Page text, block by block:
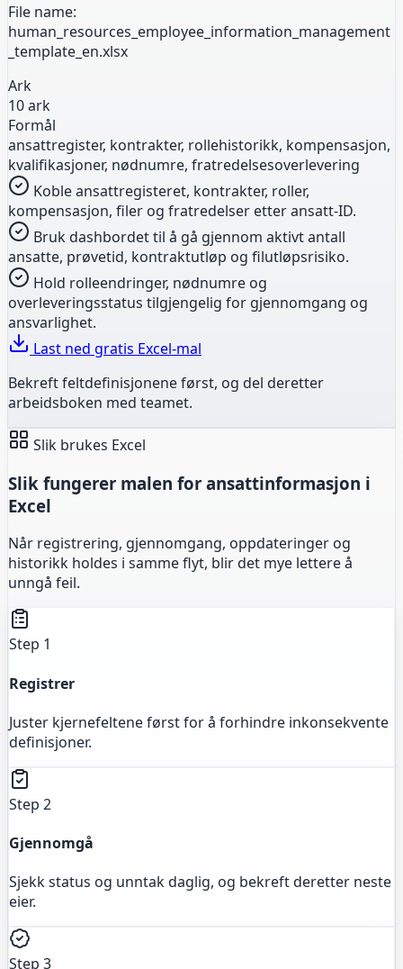
File name:
human_resources_employee_information_management
_template_en.xlsx
Ark
10 ark
Formål
ansattregister, kontrakter, rollehistorikk, kompensasjon,
kvalifikasjoner, nødnumre, fratredelsesoverlevering
Koble ansattregisteret, kontrakter, roller,
kompensasjon, filer og fratredelser etter ansatt-ID.
Bruk dashbordet til å gå gjennom aktivt antall
ansatte, prøvetid, kontraktutløp og filutløpsrisiko.
Hold rolleendringer, nødnumre og
overleveringsstatus tilgjengelig for gjennomgang og
ansvarlighet.
Last ned gratis Excel-mal
Bekreft feltdefinisjonene først, og del deretter
arbeidsboken med teamet.
Slik brukes Excel
Slik fungerer malen for ansattinformasjon i
Excel
Når registrering, gjennomgang, oppdateringer og
historikk holdes i samme flyt, blir det mye lettere å
unngå feil.
Step 1
Registrer
Juster kjernefeltene først for å forhindre inkonsekvente
definisjoner.
Step 2
Gjennomgå
Sjekk status og unntak daglig, og bekreft deretter neste
eier.
Step 3